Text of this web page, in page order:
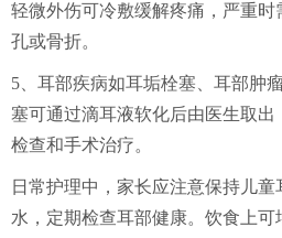
轻微外伤可冷敷缓解疼痛，严重
孔或骨折。
5、耳部疾病如耳垢栓塞、耳部肿
塞可通过滴耳液软化后由医生取
检查和手术治疗。
日常护理中，家长应注意保持儿
水，定期检查耳部健康。饮食上